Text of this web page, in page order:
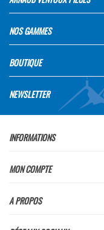
NOS GAMMES
BOUTIQUE
NEWSLETTER
INFORMATIONS
MON COMPTE
A PROPOS